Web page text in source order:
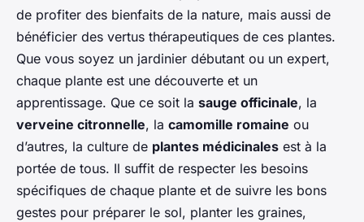
de profiter des bienfaits de la nature, mais aussi de
bénéficier des vertus thérapeutiques de ces plantes.
Que vous soyez un jardinier débutant ou un expert,
chaque plante est une découverte et un
apprentissage. Que ce soit la sauge officinale, la
verveine citronnelle, la camomille romaine ou
d’autres, la culture de plantes médicinales est à la
portée de tous. Il suffit de respecter les besoins
spécifiques de chaque plante et de suivre les bons
gestes pour préparer le sol, planter les graines,